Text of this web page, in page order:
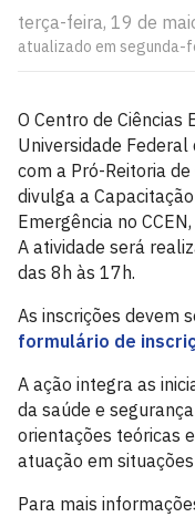
terça-feira, 19 de
atualizado em segunda-
O Centro de Ciências
Universidade
com a Pró-Reitoria de
divulga a
Emergência no
A atividade será
das 8h às 17h.
As inscrições devem
formulário de
A ação integra as
da saúde e
orientações teóricas
atuação em
Para mais